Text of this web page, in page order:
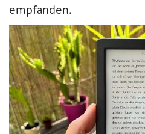
empfanden.